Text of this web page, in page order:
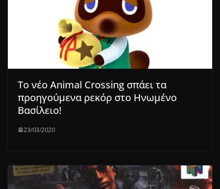
Το νέο Animal Crossing σπάει τα
προηγούμενα ρεκόρ στο Ηνωμένο
Βασίλειο!
23/03/2020